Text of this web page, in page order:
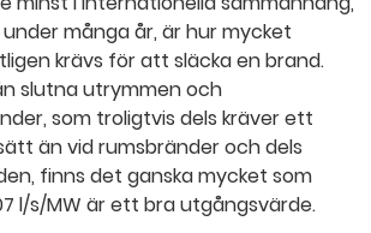
många år, är hur mycket
krävs för att släcka en brand.
slutna utrymmen och
som troligtvis dels kräver ett
än vid rumsbränder och dels
finns det ganska mycket som
l/s/MW är ett bra utgångsvärde.